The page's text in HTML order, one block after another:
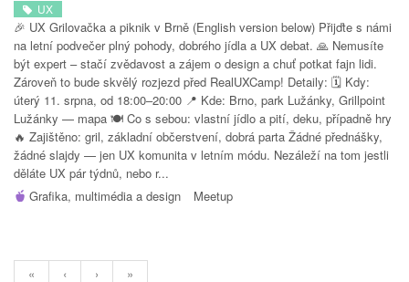
UX
🎉 UX Grilovačka a piknik v Brně (English version below) Přijďte s námi
na letní podvečer plný pohody, dobrého jídla a UX debat. 🙏 Nemusíte
být expert – stačí zvědavost a zájem o design a chuť potkat fajn lidi.
Zároveň to bude skvělý rozjezd před RealUXCamp! Detaily: 🗓️ Kdy:
úterý 11. srpna, od 18:00–20:00 📍 Kde: Brno, park Lužánky, Grillpoint
Lužánky — mapa 🍽️ Co s sebou: vlastní jídlo a pití, deku, případně hry
🔥 Zajištěno: gril, základní občerstvení, dobrá parta Žádné přednášky,
žádné slajdy — jen UX komunita v letním módu. Nezáleží na tom jestli
děláte UX pár týdnů, nebo r...
Grafika, multimédia a design
Meetup
« ‹ › »